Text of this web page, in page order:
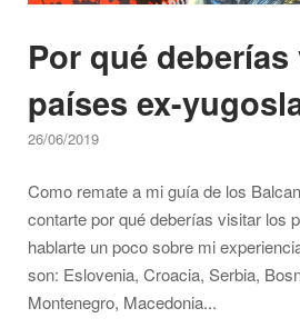
Por qué
países ex-
26/06/2019
Como remate a mi guía de los
contarte por qué deberías visitar los
hablarte un poco sobre mi
son: Eslovenia, Croacia, Serbia,
Montenegro, Macedonia...